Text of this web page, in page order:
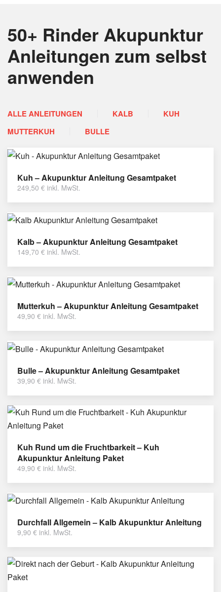
50+ Rinder Akupunktur
Anleitungen zum selbst
anwenden
ALLE ANLEITUNGEN KALB
KUH
MUTTERKUH
BULLE
Kuh – Akupunktur Anleitung Gesamtpaket
249,50 € inkl. MwSt.
Kalb – Akupunktur Anleitung Gesamtpaket
149,70 € inkl. MwSt.
Mutterkuh – Akupunktur Anleitung Gesamtpaket
49,90 € inkl. MwSt.
Bulle – Akupunktur Anleitung Gesamtpaket
39,90 € inkl. MwSt.
Kuh Rund um die Fruchtbarkeit – Kuh
Akupunktur Anleitung Paket
49,90 € inkl. MwSt.
Durchfall Allgemein – Kalb Akupunktur Anleitung
9,90 € inkl. MwSt.